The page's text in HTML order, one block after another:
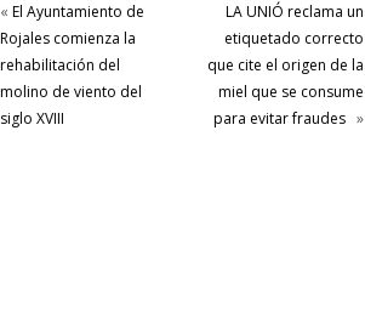
« El Ayuntamiento de
Rojales comienza la
rehabilitación del
molino de viento del
siglo XVIII
LA UNIÓ reclama un
etiquetado correcto
que cite el origen de la
miel que se consume
para evitar fraudes »